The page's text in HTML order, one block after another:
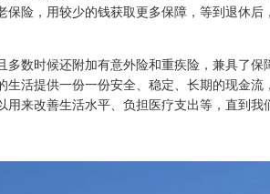
险，用较少的钱获取更多保障，等到退休后
数时候还附加有意外险和重疾险，兼具了保
活提供一份一份安全、稳定、长期的现金流
来改善生活水平、负担医疗支出等，直到我